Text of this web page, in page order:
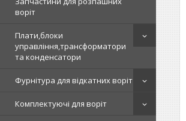
воріт
Плати,блоки
управління,трансформатори
та конденсатори
Фурнітура для відкатних воріт
Комплектуючі для воріт